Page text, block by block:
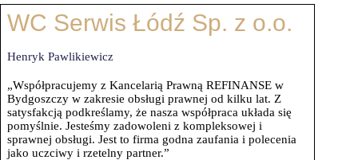
WC Serwis Łódź Sp. z o.o.
Henryk Pawlikiewicz
„Współpracujemy z Kancelarią Prawną REFINANSE w
Bydgoszczy w zakresie obsługi prawnej od kilku lat. Z
satysfakcją podkreślamy, że nasza współpraca układa się
pomyślnie. Jesteśmy zadowoleni z kompleksowej i
sprawnej obsługi. Jest to firma godna zaufania i polecenia
jako uczciwy i rzetelny partner.”